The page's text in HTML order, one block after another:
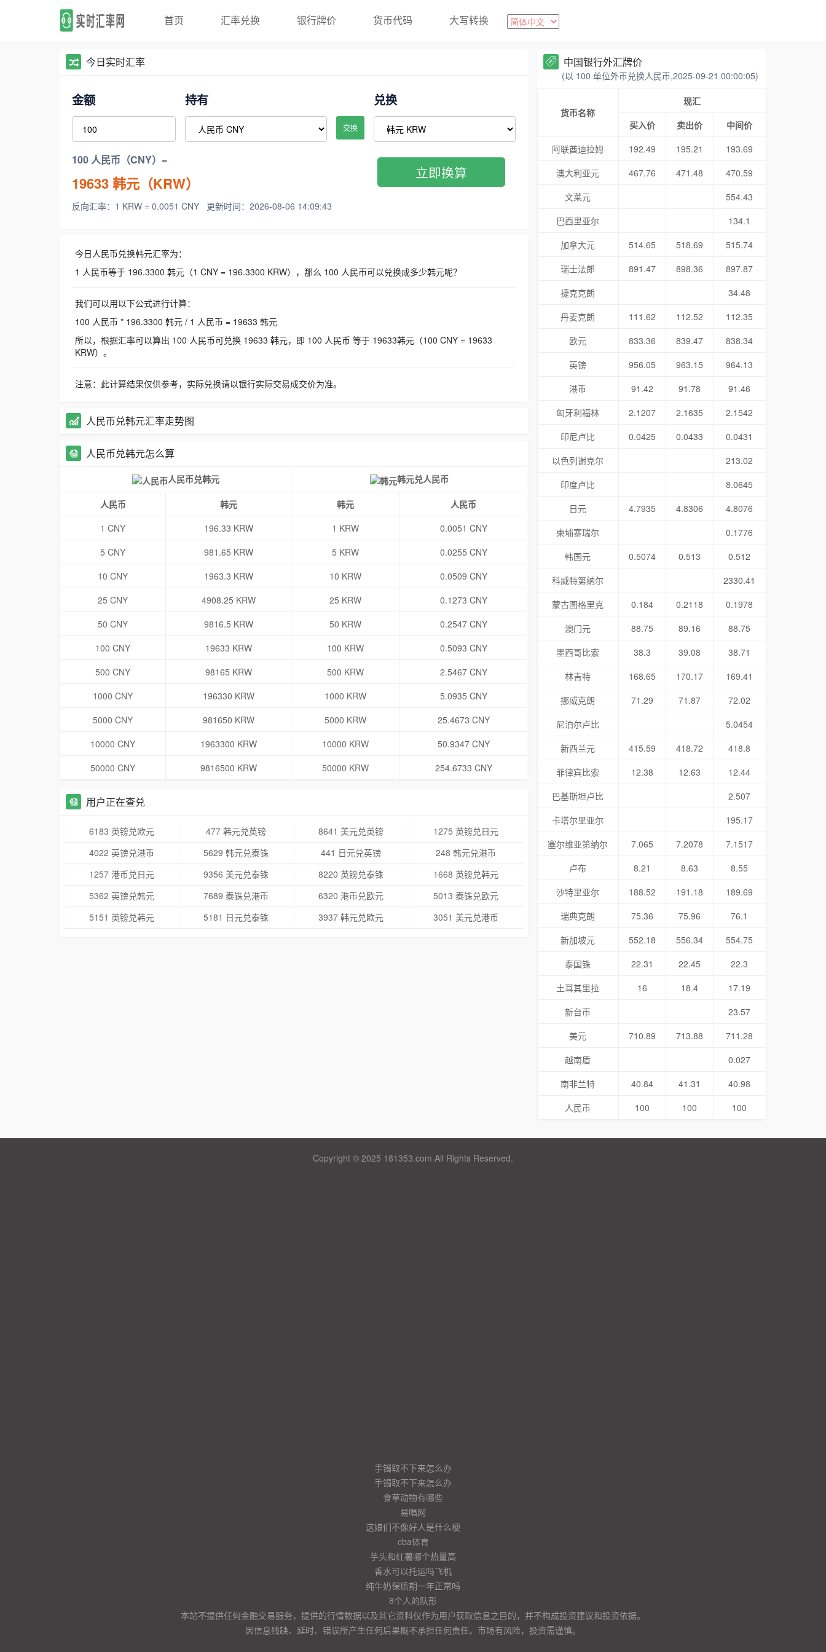
首页 汇率兑换 银行牌价 货币代码 大写转换
今日实时汇率
金额 持有
交换
兑换
100 人民币（CNY）=
19633韩元（KRW）
反向汇率：1 KRW = 0.0051 CNY 更新时间：2026-08-06 14:09:43
立即换算
今日人民币兑换韩元汇率为：
1 人民币等于 196.3300 韩元（1 CNY = 196.3300 KRW），那么 100 人民币可以兑换成多少韩元呢？
我们可以用以下公式进行计算：
100 人民币 * 196.3300 韩元 / 1 人民币 = 19633 韩元
所以，根据汇率可以算出 100 人民币可兑换 19633 韩元，即 100 人民币 等于 19633韩元（100 CNY = 19633
KRW）。
注意：此计算结果仅供参考，实际兑换请以银行实际交易成交价为准。
人民币兑韩元汇率走势图
人民币兑韩元怎么算
人民币兑韩元 韩元兑人民币
人民币 韩元 韩元
人民币
1 CNY
196.33 KRW 1 KRW
0.0051 CNY
5 CNY
981.65 KRW 5 KRW
0.0255 CNY
10 CNY
1963.3 KRW 10 KRW
0.0509 CNY
25 CNY
4908.25 KRW 25 KRW
0.1273 CNY
50 CNY
9816.5 KRW 50 KRW
0.2547 CNY
100 CNY
19633 KRW 100 KRW
0.5093 CNY
500 CNY
98165 KRW 500 KRW
2.5467 CNY
1000 CNY
196330 KRW 1000 KRW
5.0935 CNY
5000 CNY
981650 KRW 5000 KRW
25.4673 CNY
10000 CNY
1963300 KRW 10000 KRW
50.9347 CNY
50000 CNY
9816500 KRW 50000 KRW 254.6733 CNY
用户正在查兑
6183 英镑兑欧元 477 韩元兑英镑 8641 美元兑英镑
1275 英镑兑日元
4022 英镑兑港币
5629 韩元兑泰铢 441 日元兑英镑
248 韩元兑港币
1257 港币兑日元
9356 美元兑泰铢 8220 英镑兑泰铢
1668 英镑兑韩元
5362 英镑兑韩元
7689 泰铢兑港币 6320 港币兑欧元
5013 泰铢兑欧元
5151 英镑兑韩元
5181 日元兑泰铢 3937 韩元兑欧元 3051 美元兑港币
中国银行外汇牌价
(以 100 单位外币兑换人民币,2025-09-21 00:00:05)
货币名称
现汇
买入价
卖出价
中间价
阿联酋迪拉姆
192.49 195.21
193.69
澳大利亚元
467.76 471.48
470.59
文莱元
554.43
巴西里亚尔
134.1
加拿大元
514.65 518.69
515.74
瑞士法郎
891.47 898.36
897.87
捷克克朗
34.48
丹麦克朗
111.62 112.52
112.35
欧元
833.36 839.47
838.34
英镑
956.05 963.15
964.13
港币
91.42 91.78
91.46
匈牙利福林
2.1207 2.1635
2.1542
印尼卢比
0.0425 0.0433
0.0431
以色列谢克尔
213.02
印度卢比
8.0645
日元
4.7935 4.8306
4.8076
柬埔寨瑞尔
0.1776
韩国元
0.5074 0.513
0.512
科威特第纳尔
2330.41
蒙古图格里克
0.184 0.2118
0.1978
澳门元
88.75 89.16
88.75
墨西哥比索
38.3 39.08
38.71
林吉特
168.65 170.17
169.41
挪威克朗
71.29 71.87
72.02
尼泊尔卢比
5.0454
新西兰元
415.59 418.72
418.8
菲律宾比索
12.38 12.63
12.44
巴基斯坦卢比
2.507
卡塔尔里亚尔
195.17
塞尔维亚第纳尔
7.065 7.2078
7.1517
卢布
8.21 8.63
8.55
沙特里亚尔
188.52 191.18
189.69
瑞典克朗
75.36 75.96
76.1
新加坡元
552.18 556.34
554.75
泰国铢
22.31 22.45
22.3
土耳其里拉
16 18.4
17.19
新台币
23.57
美元
710.89 713.88
711.28
越南盾
0.027
南非兰特
40.84 41.31
40.98
人民币
100 100 100
Copyright © 2025 181353.com All Rights Reserved.
手镯取不下来怎么办
手镯取不下来怎么办
食草动物有哪些
易唱网
这娘们不像好人是什么梗
cba体育
芋头和红薯哪个热量高
香水可以托运吗飞机
纯牛奶保质期一年正常吗
8个人的队形
本站不提供任何金融交易服务，提供的行情数据以及其它资料仅作为用户获取信息之目的，并不构成投资建议和投资依据。
因信息残缺、延时、错误所产生任何后果概不承担任何责任。市场有风险，投资需谨慎。